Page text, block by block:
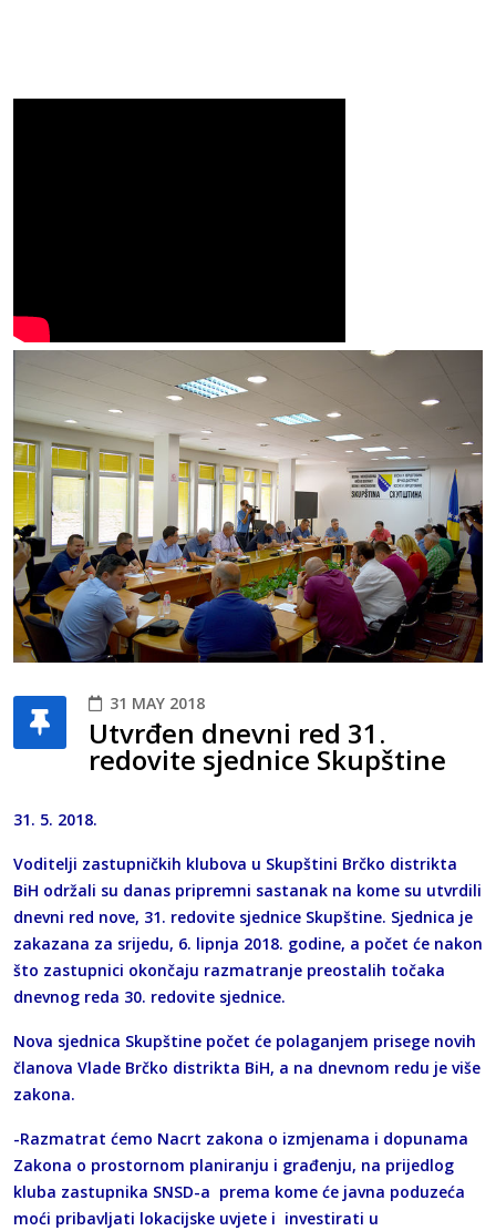
31 MAY 2018
Utvrđen dnevni red 31.
redovite sjednice Skupštine
31. 5. 2018.
Voditelji zastupničkih klubova u Skupštini Brčko distrikta
BiH održali su danas pripremni sastanak na kome su utvrdili
dnevni red nove, 31. redovite sjednice Skupštine. Sjednica je
zakazana za srijedu, 6. lipnja 2018. godine, a počet će nakon
što zastupnici okončaju razmatranje preostalih točaka
dnevnog reda 30. redovite sjednice.
Nova sjednica Skupštine počet će polaganjem prisege novih
članova Vlade Brčko distrikta BiH, a na dnevnom redu je više
zakona.
-Razmatrat ćemo Nacrt zakona o izmjenama i dopunama
Zakona o prostornom planiranju i građenju, na prijedlog
kluba zastupnika SNSD-a prema kome će javna poduzeća
moći pribavljati lokacijske uvjete i investirati u